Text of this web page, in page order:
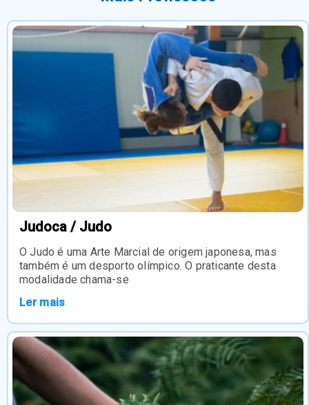
Judoca / Judo
O Judo é uma Arte Marcial de origem japonesa, mas
também é um desporto olímpico. O praticante desta
modalidade chama-se
Ler mais